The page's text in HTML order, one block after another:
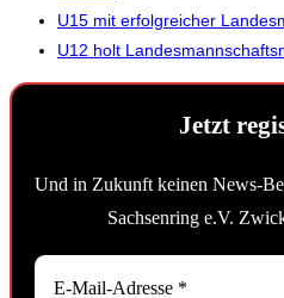
U15 mit erfolgreicher
U12 holt
Jetzt
Und in Zukunft keinen News-
Sachsenring e.V.